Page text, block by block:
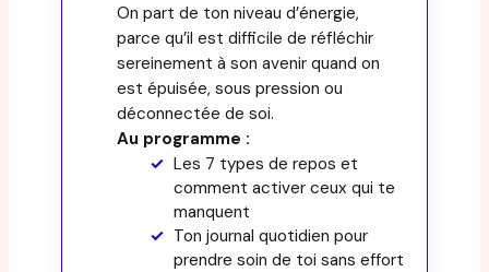
On part de ton niveau d’énergie,
parce qu’il est difficile de réfléchir
sereinement à son avenir quand on
est épuisée, sous pression ou
déconnectée de soi.
Au programme :
Les 7 types de repos et
comment activer ceux qui te
manquent
Ton journal quotidien pour
prendre soin de toi sans effort